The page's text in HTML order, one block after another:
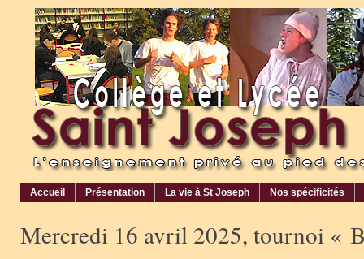
Accueil Présentation La vie à St Joseph Nos spécificités
Mercredi 16 avril 2025, tournoi «